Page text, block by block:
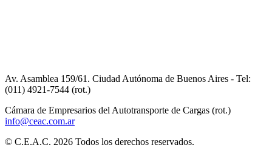
Av. Asamblea 159/61. Ciudad Autónoma de Buenos Aires - Tel:
(011) 4921-7544 (rot.)
Cámara de Empresarios del Autotransporte de Cargas (rot.)
info@ceac.com.ar
© C.E.A.C. 2026 Todos los derechos reservados.